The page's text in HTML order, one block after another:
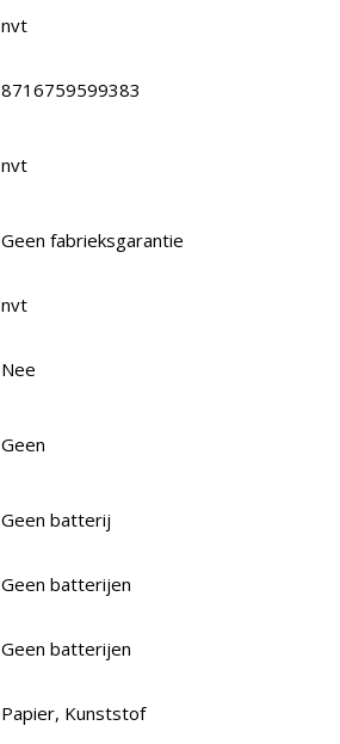
nvt
8716759599383
nvt
Geen fabrieksgarantie
nvt
Nee
Geen
Geen batterij
Geen batterijen
Geen batterijen
Papier, Kunststof